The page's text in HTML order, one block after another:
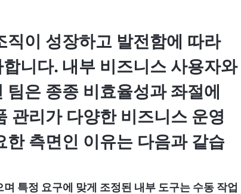
이 성장하고 발전함에 따라
니다. 내부 비즈니스 사용자와
은 종종 비효율성과 좌절에
관리가 다양한 비즈니스 운영
측면인 이유는 다음과 같습
특정 요구에 맞게 조정된 내부 도구는 수동 작업